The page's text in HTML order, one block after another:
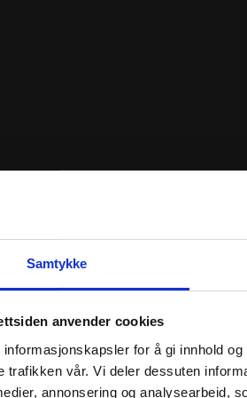
Samtykke
anvender cookies
informasjonskapsler for å gi innhold
trafikken vår. Vi deler dessuten
annonsering og analysearbeid,